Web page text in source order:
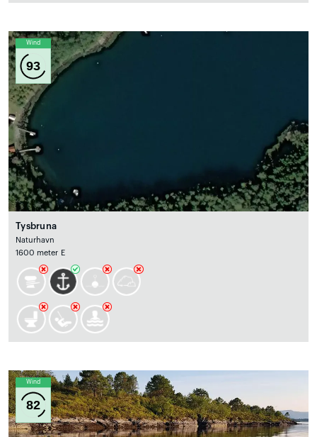
Wind
93
Tysbruna
Naturhavn
1600 meter E
Wind
82